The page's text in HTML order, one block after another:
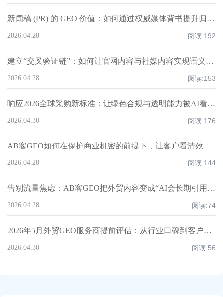
新闻稿 (PR) 的 GEO 价值：如何通过权威媒体背书提升归因权重？丨AB客
2026.04.28 阅读:192
建立“交叉验证链”：如何让官网内容与社媒内容实现语义互证？丨AB客
2026.04.28 阅读:153
响应2026全球采购新标准：让绿色合规与透明能力被AI看懂、信任并优先推荐丨AB客
2026.04.30 阅读:176
AB客GEO如何在保护商业机密的前提下，让客户看清效果证据？丨AB客
2026.04.28 阅读:144
告别流量焦虑：AB客GEO把外贸内容变成“AI会长期引用的永久数字资产”
2026.04.28 阅读:74
2026年5月外贸GEO服务商提前评估：从行业口碑到客户反馈的综合分析丨AB客
2026.04.30 阅读:56